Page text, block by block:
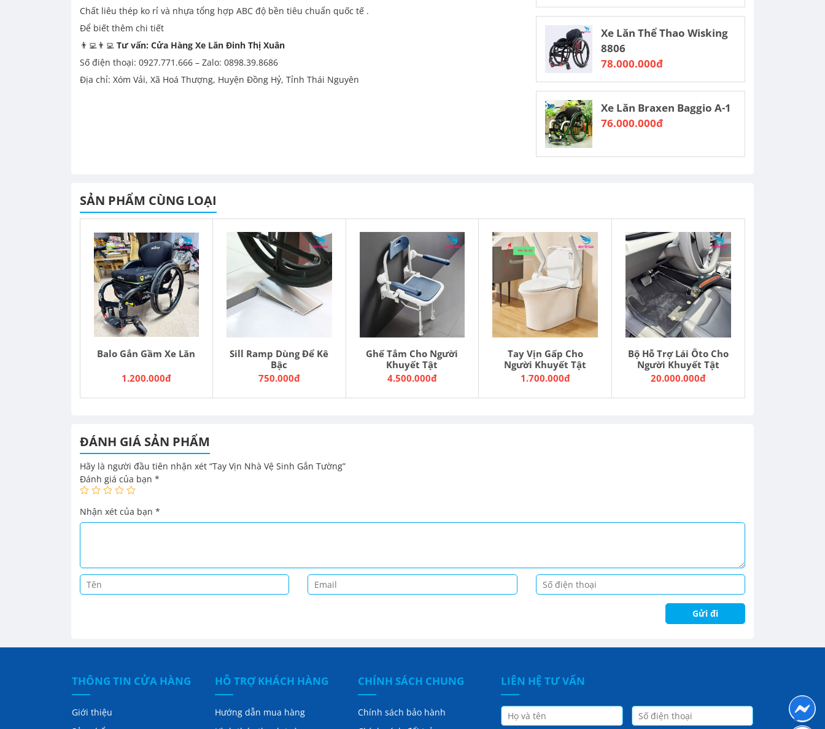
Chất liêu thép ko rỉ và nhựa tổng hợp ABC độ bền tiêu chuẩn quốc tế .
Để biết thêm chi tiết
👨‍💻👨‍💻 Tư vấn: Cửa Hàng Xe Lăn Đinh Thị Xuân
Số điện thoại: 0927.771.666 – Zalo: 0898.39.8686
Địa chỉ: Xóm Vải, Xã Hoá Thượng, Huyện Đồng Hỷ, Tỉnh Thái Nguyên
Xe Lăn Thể Thao Wisking
8806
78.000.000đ
Xe Lăn Braxen Baggio A-1
76.000.000đ
SẢN PHẨM CÙNG LOẠI
Balo Gắn Gầm Xe Lăn
1.200.000đ
Sill Ramp Dùng Để Kê
Bậc
750.000đ
Ghế Tắm Cho Người
Khuyết Tật
4.500.000đ
Tay Vịn Gấp Cho
Người Khuyết Tật
1.700.000đ
Bộ Hỗ Trợ Lái Ôto Cho
Người Khuyết Tật
20.000.000đ
ĐÁNH GIÁ SẢN PHẨM
Hãy là người đầu tiên nhận xét “Tay Vịn Nhà Vệ Sinh Gắn Tường”
Đánh giá của bạn *
Nhận xét của bạn *
THÔNG TIN CỬA HÀNG
Giới thiệu
HỖ TRỢ KHÁCH HÀNG
Hướng dẫn mua hàng
CHÍNH SÁCH CHUNG
Chính sách bảo hành
LIÊN HỆ TƯ VẤN